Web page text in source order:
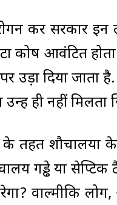
कर सरकार
कोष आवंटित
उड़ा दिया जाता
ही नहीं मिलता
के तहत
गड्ढे या
वाल्मीकि